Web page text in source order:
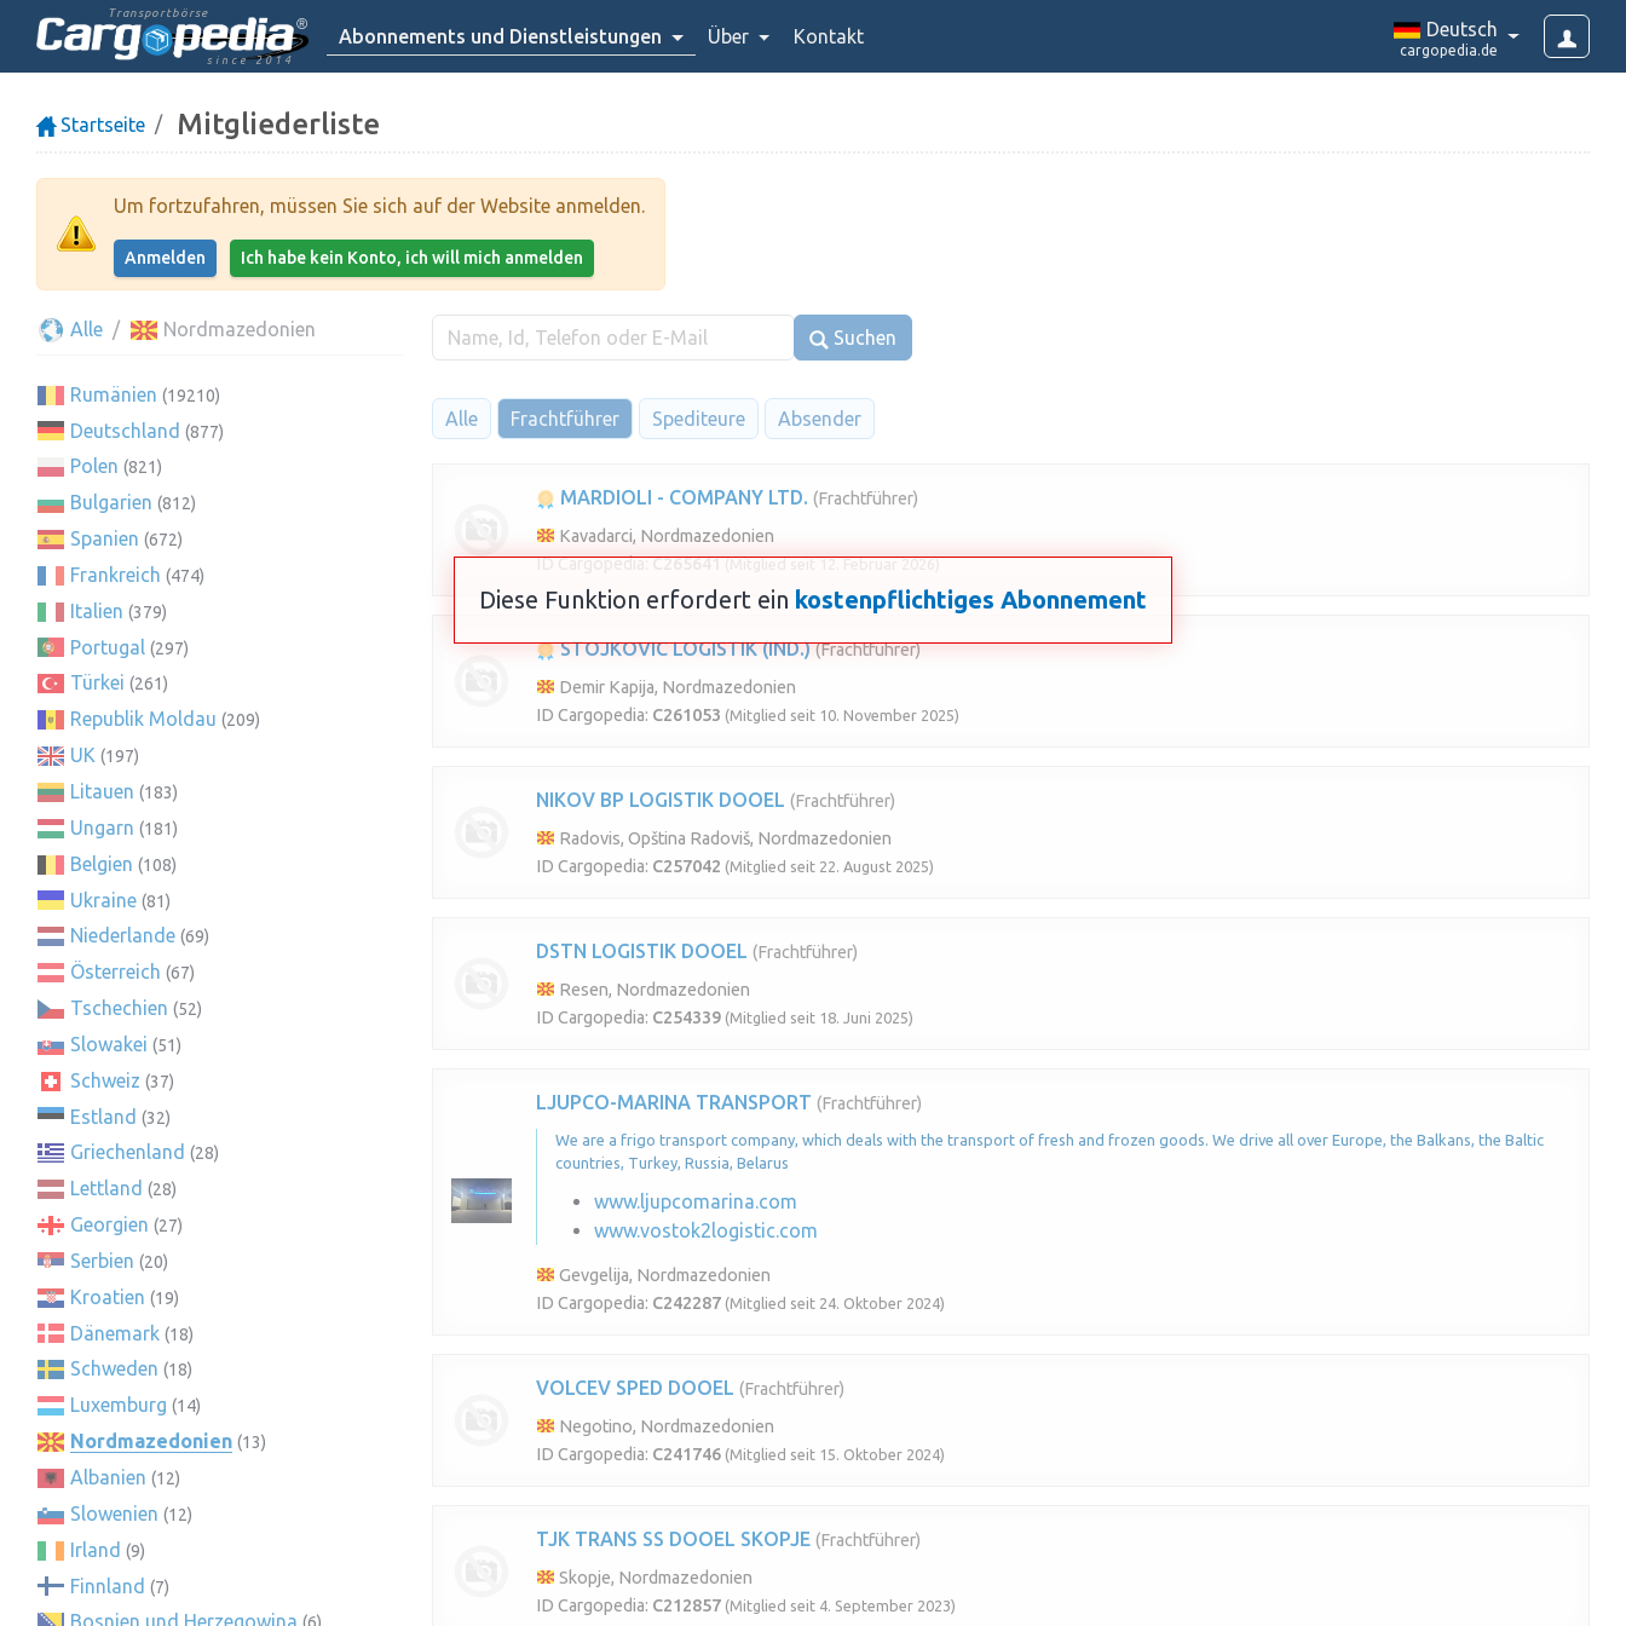
Transportbörse
since 2014
Abonnements und Dienstleistungen Über Kontakt Deutsch
cargopedia.de
Startseite Mitgliederliste
Um fortzufahren, müssen Sie sich auf der Website anmelden.
Anmelden Ich habe kein Konto, ich will mich anmelden
Alle Nordmazedonien
Rumänien (19210)
Deutschland (877)
Polen (821)
Bulgarien (812)
Spanien (672)
Frankreich (474)
Italien (379)
Portugal (297)
Türkei (261)
Republik Moldau (209)
UK (197)
Litauen (183)
Ungarn (181)
Belgien (108)
Ukraine (81)
Niederlande (69)
Österreich (67)
Tschechien (52)
Slowakei (51)
Schweiz (37)
Estland (32)
Griechenland (28)
Lettland (28)
Georgien (27)
Serbien (20)
Kroatien (19)
Dänemark (18)
Schweden (18)
Luxemburg (14)
Nordmazedonien (13)
Albanien (12)
Slowenien (12)
Irland (9)
Finnland (7)
Bosnien und Herzegowina
Suchen
Alle Frachtführer Spediteure Absender
MARDIOLI - COMPANY LTD. (Frachtführer)
Kavadarci, Nordmazedonien
ID Cargopedia:C265641 (Mitglied seit 12. Februar 2026)
STOJKOVIC LOGISTIK (IND.) (Frachtführer)
Demir Kapija, Nordmazedonien
ID Cargopedia: C261053 (Mitglied seit 10. November 2025)
NIKOV BP LOGISTIK DOOEL (Frachtführer)
Radovis, Opština Radoviš, Nordmazedonien
ID Cargopedia: C257042 (Mitglied seit 22. August 2025)
DSTN LOGISTIK DOOEL (Frachtführer)
Resen, Nordmazedonien
ID Cargopedia: C254339 (Mitglied seit 18. Juni 2025)
LJUPCO-MARINA TRANSPORT (Frachtführer)
We are a frigo transport company, which deals with the transport of fresh and frozen goods. We drive all over Europe, the Balkans, the Baltic
countries, Turkey, Russia, Belarus
www.ljupcomarina.com
www.vostok2logistic.com
Gevgelija, Nordmazedonien
ID Cargopedia: C242287 (Mitglied seit 24. Oktober 2024)
VOLCEV SPED DOOEL (Frachtführer)
Negotino, Nordmazedonien
ID Cargopedia: C241746 (Mitglied seit 15. Oktober 2024)
TJK TRANS SS DOOEL SKOPJE (Frachtführer)
Skopje, Nordmazedonien
ID Cargopedia: C212857 (Mitglied seit 4. September 2023)
Diese Funktion erfordert ein kostenpflichtiges Abonnement